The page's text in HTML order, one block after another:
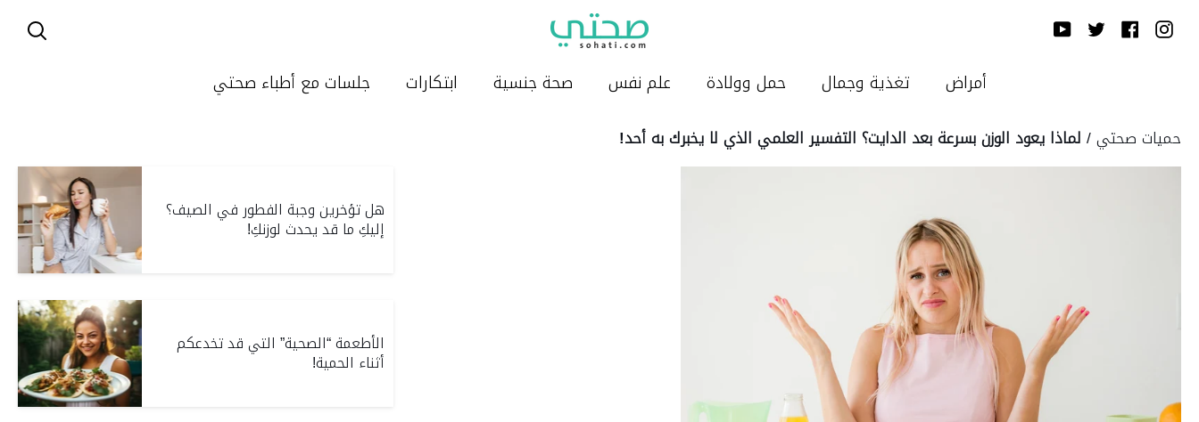
Instagram
Facebook
Twitter
YouTube
أمراض تغذية وجمال حمل وولادة علم نفس صحة جنسية ابتكارات جلسات مع أطباء صحتي
حميات صحتي/ لماذا يعود الوزن بسرعة بعد الدايت؟ التفسير العلمي الذي لا يخبرك به أحد!
هل تؤخرين وجبة الفطور في الصيف؟
إليكِ ما قد يحدث لوزنكِ!
الأطعمة “الصحية” التي قد تخدعكم
أثناء الحمية!